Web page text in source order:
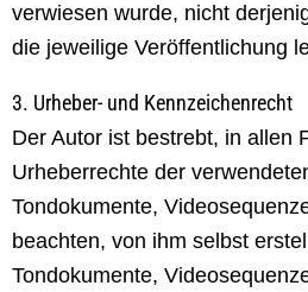
verwiesen wurde, nicht
die jeweilige Veröffentlichung
3. Urheber- und Kennzeichenrecht
Der Autor ist bestrebt, in allen
Urheberrechte der
Tondokumente,
beachten, von ihm selbst
Tondokumente,